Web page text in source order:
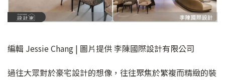
編輯 Jessie Chang | 圖片提供 李陳國際設計有限公司
過往大眾對於豪宅設計的想像，往往聚焦於繁複而精緻的裝